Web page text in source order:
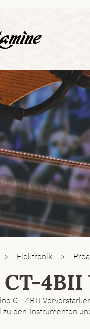
Elektronik
CT-
CT-4BII
zu den Instrumenten